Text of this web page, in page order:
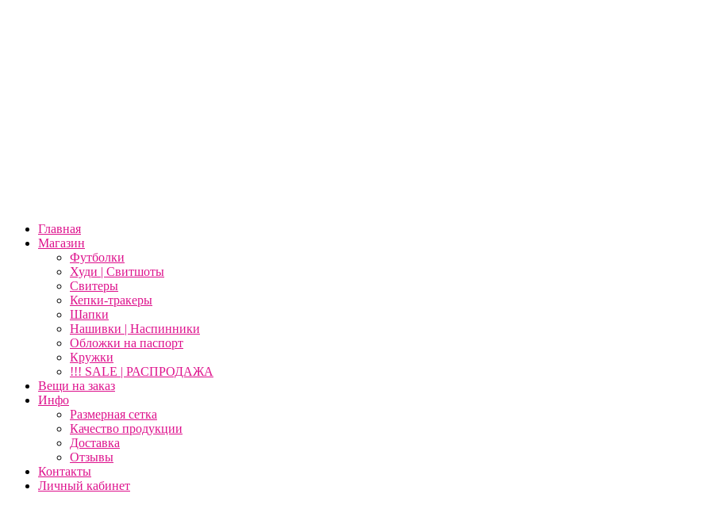
Главная
Магазин
Футболки
Худи | Свитшоты
Свитеры
Кепки-тракеры
Шапки
Нашивки | Наспинники
Обложки на паспорт
Кружки
!!! SALE | РАСПРОДАЖА
Вещи на заказ
Инфо
Размерная сетка
Качество продукции
Доставка
Отзывы
Контакты
Личный кабинет